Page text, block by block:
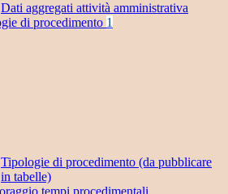
Dati aggregati attività amministrativa
di procedimento 1
Tipologie di procedimento (da pubblicare
in tabelle)